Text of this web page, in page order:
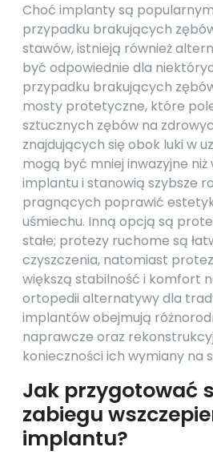
Choć implanty są
przypadku brakujących
stawów, istnieją również
być odpowiednie dla
przypadku brakujących
mosty protetyczne, które
sztucznych zębów na
znajdujących się obok luki w
mogą być mniej inwazyjne niż
implantu i stanowią szybsze
pragnących poprawić
uśmiechu. Inną opcją są
stałe; protezy ruchome są
czyszczenia, natomiast
większą stabilność i komfort
ortopedii alternatywy dla
implantów obejmują
naprawcze oraz
konieczności ich wymiany na
Jak przygotować
zabiegu
implantu?